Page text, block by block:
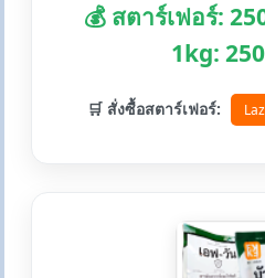
💰 สตาร์เฟอร์:
1kg:
🛒 สั่งซื้อสตาร์เฟอร์: